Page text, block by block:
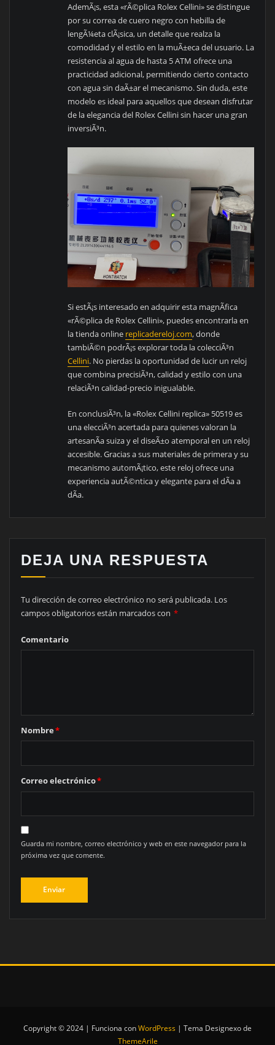
AdemÃ¡s, esta «rÃ©plica Rolex Cellini» se distingue
por su correa de cuero negro con hebilla de
lengÃ¼eta clÃ¡sica, un detalle que realza la
comodidad y el estilo en la muÃ±eca del usuario. La
resistencia al agua de hasta 5 ATM ofrece una
practicidad adicional, permitiendo cierto contacto
con agua sin daÃ±ar el mecanismo. Sin duda, este
modelo es ideal para aquellos que desean disfrutar
de la elegancia del Rolex Cellini sin hacer una gran
inversiÃ³n.
Si estÃ¡s interesado en adquirir esta magnÃ­fica
«rÃ©plica de Rolex Cellini», puedes encontrarla en
la tienda online replicadereloj.com, donde
tambiÃ©n podrÃ¡s explorar toda la colecciÃ³n
Cellini. No pierdas la oportunidad de lucir un reloj
que combina precisiÃ³n, calidad y estilo con una
relaciÃ³n calidad-precio inigualable.
En conclusiÃ³n, la «Rolex Cellini replica» 50519 es
una elecciÃ³n acertada para quienes valoran la
artesanÃ­a suiza y el diseÃ±o atemporal en un reloj
accesible. Gracias a sus materiales de primera y su
mecanismo automÃ¡tico, este reloj ofrece una
experiencia autÃ©ntica y elegante para el dÃ­a a
dÃ­a.
DEJA UNA RESPUESTA
Tu dirección de correo electrónico no será publicada. Los
campos obligatorios están marcados con *
Comentario
Nombre*
Correo electrónico*
Guarda mi nombre, correo electrónico y web en este navegador para la
próxima vez que comente.
Copyright © 2024 | Funciona conWordPress | Tema Designexo de
ThemeArile